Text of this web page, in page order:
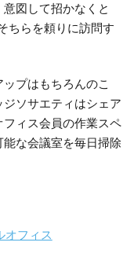
図して招かなくと
ちらを頼りに訪問す
プはもちろんのこ
ソサエティはシェア
ィス会員の作業スペ
な会議室を毎日掃除
オフィス